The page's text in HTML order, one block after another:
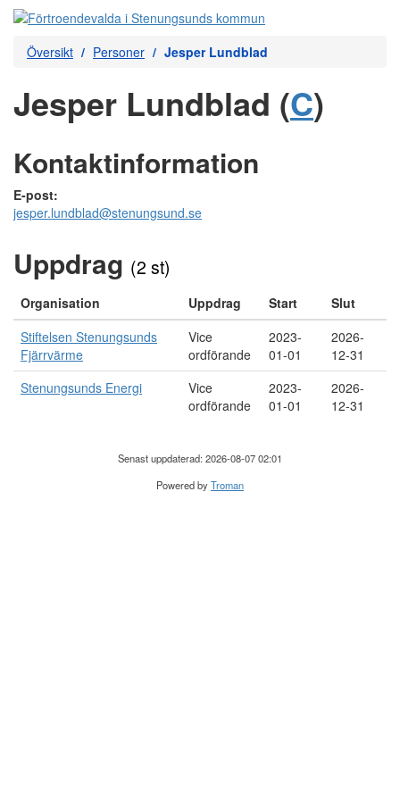
Översikt Personer Jesper Lundblad
Jesper Lundblad (C)
Kontaktinformation
E-post:
jesper.lundblad@stenungsund.se
Uppdrag (2 st)
Organisation Uppdrag Start
Slut
Stiftelsen Stenungsunds
Fjärrvärme
Vice
ordförande
2023-
01-01
2026-
12-31
Stenungsunds Energi
Vice
ordförande
2023-
01-01
2026-
12-31
Senast uppdaterad: 2026-08-07 02:01
Powered byTroman